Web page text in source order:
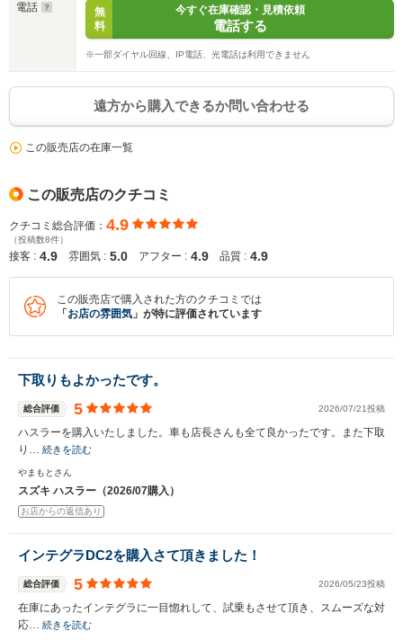
電話
無
料
今すぐ在庫確認・見積依頼
電話する
※一部ダイヤル回線、IP電話、光電話は利用できません
遠方から購入できるか問い合わせる
この販売店の在庫一覧
この販売店のクチコミ
クチコミ総合評価： 4.9
（投稿数8件）
接客 : 4.9 雰囲気 : 5.0 アフター : 4.9 品質 : 4.9
この販売店で購入された方のクチコミでは
「 お店の雰囲気 」が特に評価されています
下取りもよかったです。
総合評価 5 2026/07/21投稿
ハスラーを購入いたしました。車も店長さんも全て良かったです。また下取
り… 続きを読む
やまもとさん
スズキ ハスラー（2026/07購入）
お店からの返信あり
インテグラDC2を購入さて頂きました！
総合評価 5 2026/05/23投稿
在庫にあったインテグラに一目惚れして、試乗もさせて頂き、スムーズな対
応… 続きを読む